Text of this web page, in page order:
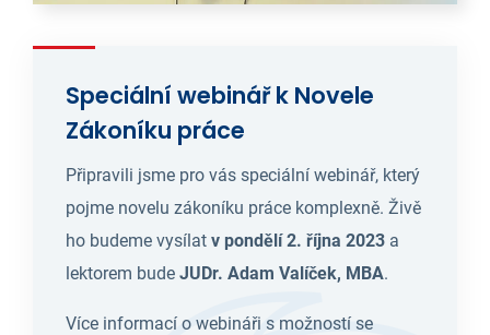
Speciální webinář k Novele
Zákoníku práce
Připravili jsme pro vás speciální webinář, který
pojme novelu zákoníku práce komplexně. Živě
ho budeme vysílat v pondělí 2. října 2023 a
lektorem bude JUDr. Adam Valíček, MBA.
Více informací o webináři s možností se